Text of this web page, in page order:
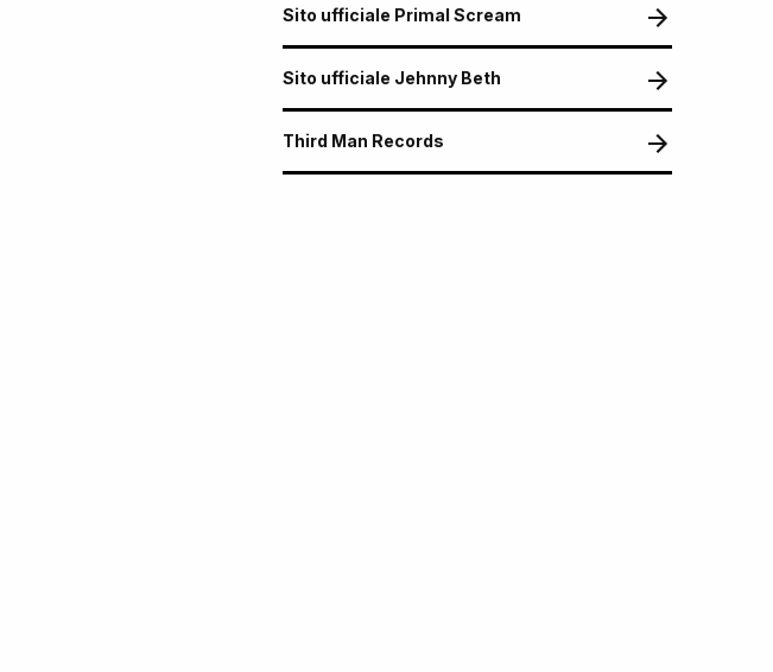
Sito ufficiale Primal Scream
Sito ufficiale Jehnny Beth
Third Man Records